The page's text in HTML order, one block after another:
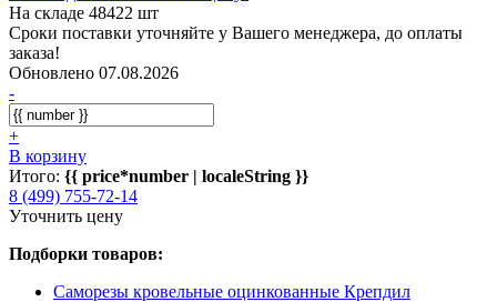
На складе 48422 шт
Сроки поставки уточняйте у Вашего менеджера, до оплаты
заказа!
Обновлено 07.08.2026
-
+
В корзину
Итого: {{ price*number | localeString }}
8 (499) 755-72-14
Уточнить цену
Подборки товаров:
Саморезы кровельные оцинкованные Крепдил